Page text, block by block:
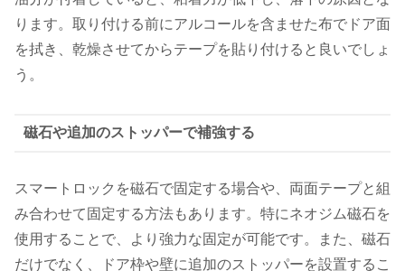
ります。取り付ける前にアルコールを含ませた布でドア面
を拭き、乾燥させてからテープを貼り付けると良いでしょ
う。
磁石や追加のストッパーで補強する
スマートロックを磁石で固定する場合や、両面テープと組
み合わせて固定する方法もあります。特にネオジム磁石を
使用することで、より強力な固定が可能です。また、磁石
だけでなく、ドア枠や壁に追加のストッパーを設置するこ